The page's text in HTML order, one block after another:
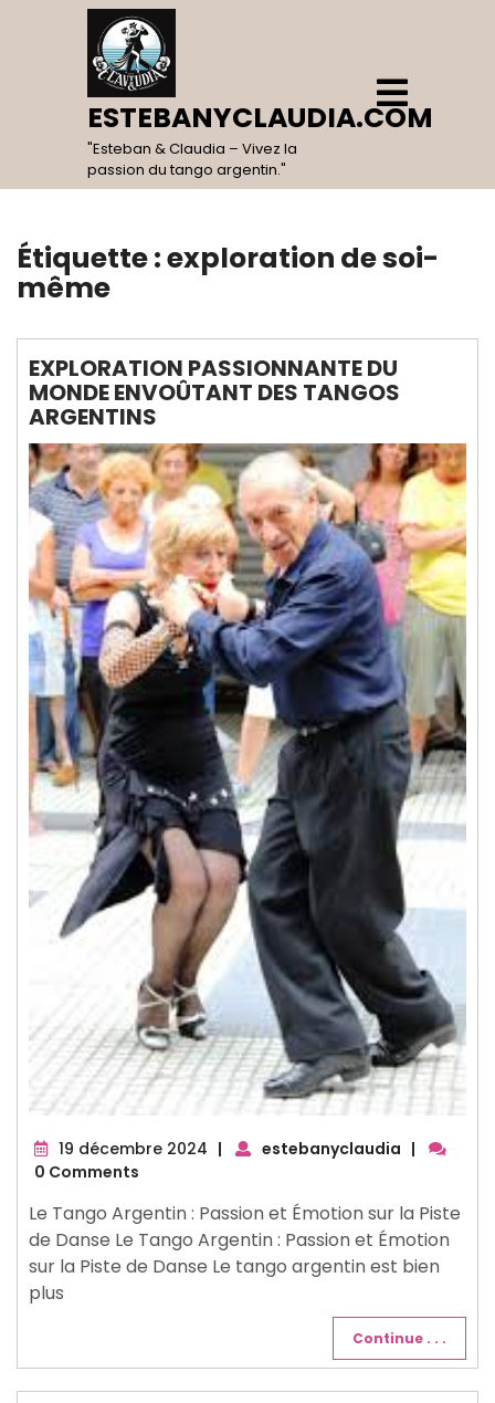
ESTEBANYCLAUDIA.COM
"Esteban & Claudia – Vivez la
passion du tango argentin."
Open
Menu
Étiquette :exploration de soi-
même
EXPLORATION PASSIONNANTE DU
MONDE ENVOÛTANT DES TANGOS
ARGENTINS
19 décembre 2024 19| estebanyclaudia |
0 Comments
Le Tango Argentin : Passion et Émotion sur la Piste
de Danse Le Tango Argentin : Passion et Émotion
sur la Piste de Danse Le tango argentin est bien
plus
Continue . . .